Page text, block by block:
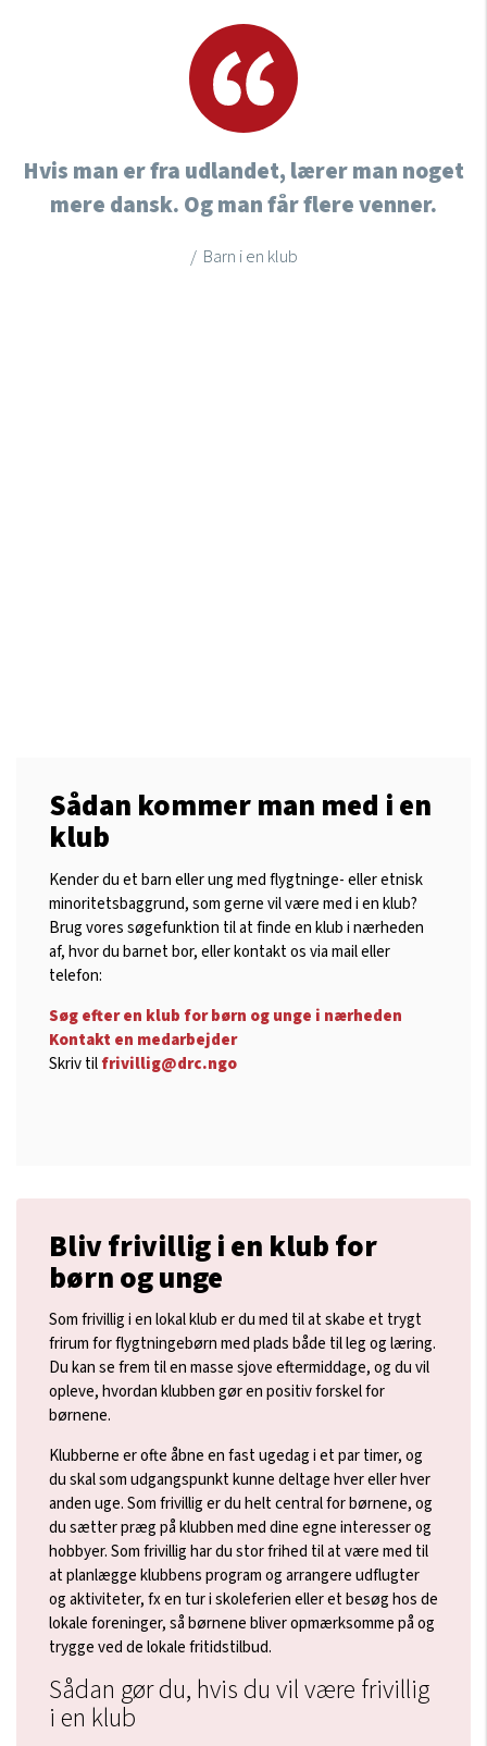
Hvis man er fra udlandet, lærer man noget
mere dansk. Og man får flere venner.
/ Barn i en klub
Sådan kommer man med i en
klub
Kender du et barn eller ung med flygtninge- eller etnisk
minoritetsbaggrund, som gerne vil være med i en klub?
Brug vores søgefunktion til at finde en klub i nærheden
af, hvor du barnet bor, eller kontakt os via mail eller
telefon:
Søg efter en klub for børn og unge i nærheden
Kontakt en medarbejder
Skriv tilfrivillig@drc.ngo
Bliv frivillig i en klub for
børn og unge
Som frivillig i en lokal klub er du med til at skabe et trygt
frirum for flygtningebørn med plads både til leg og læring.
Du kan se frem til en masse sjove eftermiddage, og du vil
opleve, hvordan klubben gør en positiv forskel for
børnene.
Klubberne er ofte åbne en fast ugedag i et par timer, og
du skal som udgangspunkt kunne deltage hver eller hver
anden uge. Som frivillig er du helt central for børnene, og
du sætter præg på klubben med dine egne interesser og
hobbyer. Som frivillig har du stor frihed til at være med til
at planlægge klubbens program og arrangere udflugter
og aktiviteter, fx en tur i skoleferien eller et besøg hos de
lokale foreninger, så børnene bliver opmærksomme på og
trygge ved de lokale fritidstilbud.
Sådan gør du, hvis du vil være frivillig
i en klub